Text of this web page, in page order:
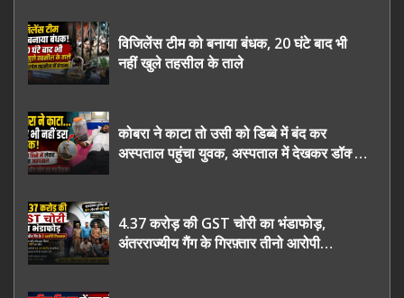
विजिलेंस टीम को बनाया बंधक, 20 घंटे बाद भी
नहीं खुले तहसील के ताले
कोबरा ने काटा तो उसी को डिब्बे में बंद कर
अस्पताल पहुंचा युवक, अस्पताल में देखकर डॉक्टर
4.37 करोड़ की GST चोरी का भंडाफोड़,
अंतरराज्यीय गैंग के गिरफ़्तार तीनो आरोपी